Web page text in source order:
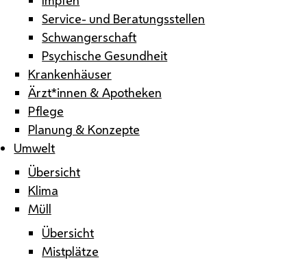
Service- und Beratungsstellen
Schwangerschaft
Psychische Gesundheit
Krankenhäuser
Ärzt*innen & Apotheken
Pflege
Planung & Konzepte
Umwelt
Übersicht
Klima
Müll
Übersicht
Mistplätze